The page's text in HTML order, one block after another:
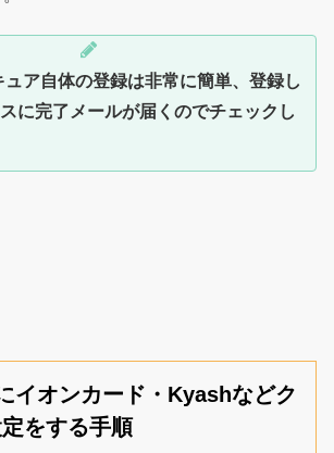
ュア自体の登録は非常に簡単、登録し
に完了メールが届くのでチェックし
イオンカード・Kyashなどク
をする手順